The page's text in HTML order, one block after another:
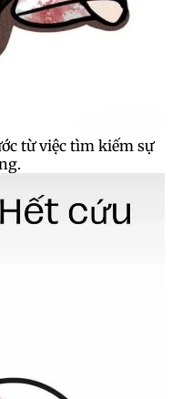
từ việc tìm kiếm sự